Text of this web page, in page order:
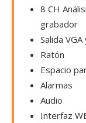
8 CH
grabador
Salida
Ratón
Espacio
Alarmas
Audio
Interfaz